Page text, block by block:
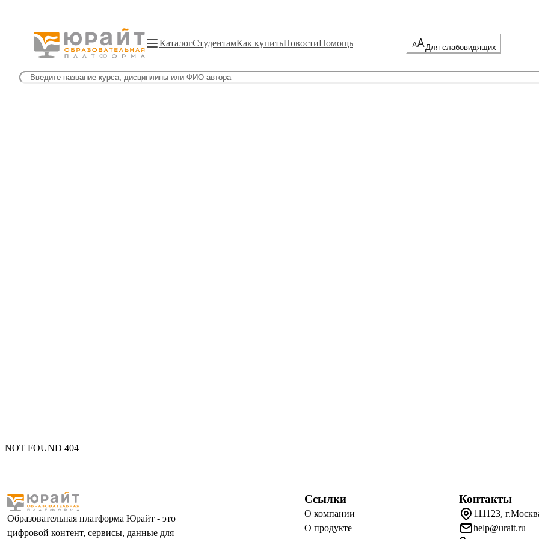
КаталогСтудентамКак купитьНовостиПомощь Для слабовидящих
NOT FOUND 404
Образовательная платформа Юрайт - это
цифровой контент, сервисы, данные для
Ссылки
О компании
О продукте
Контакты
111123,
help@urait.ru